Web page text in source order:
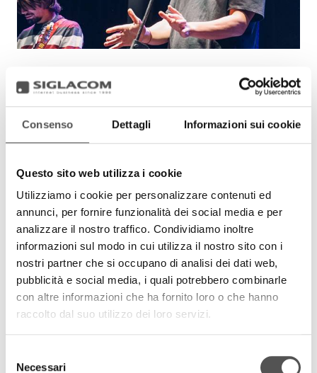
Consenso Dettagli Informazioni sui cookie
Questo sito web utilizza i cookie
Utilizziamo i cookie per personalizzare contenuti ed
annunci, per fornire funzionalità dei social media e per
analizzare il nostro traffico. Condividiamo inoltre
informazioni sul modo in cui utilizza il nostro sito con i
nostri partner che si occupano di analisi dei dati web,
pubblicità e social media, i quali potrebbero combinarle
con altre informazioni che ha fornito loro o che hanno
raccolto dal suo utilizzo dei loro servizi.
delNecessari